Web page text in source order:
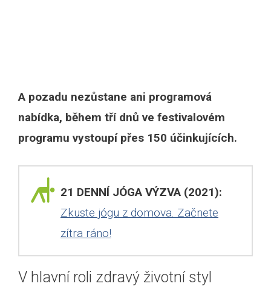
A pozadu nezůstane ani programová
nabídka, během tří dnů ve festivalovém
programu vystoupí přes 150 účinkujících.
21 DENNÍ JÓGA VÝZVA (2021):
Zkuste jógu z domova. Začnete
zítra ráno!
V hlavní roli zdravý životní styl